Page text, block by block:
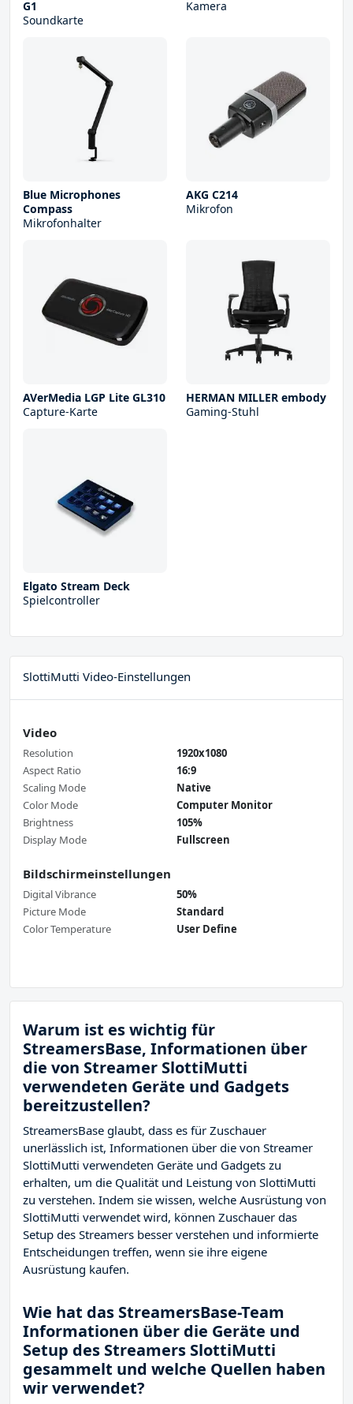
G1
Soundkarte
Kamera
Blue Microphones
Compass
Mikrofonhalter
AKG C214
Mikrofon
AVerMedia LGP Lite GL310
Capture-Karte
HERMAN MILLER embody
Gaming-Stuhl
Elgato Stream Deck
Spielcontroller
SlottiMutti Video-Einstellungen
Video
Resolution
1920x1080
Aspect Ratio
16:9
Scaling Mode
Native
Color Mode
Computer Monitor
Brightness
105%
Display Mode
Fullscreen
Bildschirmeinstellungen
Digital Vibrance
50%
Picture Mode
Standard
Color Temperature
User Define
Warum ist es wichtig für
StreamersBase, Informationen über
die von Streamer SlottiMutti
verwendeten Geräte und Gadgets
bereitzustellen?
StreamersBase glaubt, dass es für Zuschauer
unerlässlich ist, Informationen über die von Streamer
SlottiMutti verwendeten Geräte und Gadgets zu
erhalten, um die Qualität und Leistung von SlottiMutti
zu verstehen. Indem sie wissen, welche Ausrüstung von
SlottiMutti verwendet wird, können Zuschauer das
Setup des Streamers besser verstehen und informierte
Entscheidungen treffen, wenn sie ihre eigene
Ausrüstung kaufen.
Wie hat das StreamersBase-Team
Informationen über die Geräte und
Setup des Streamers SlottiMutti
gesammelt und welche Quellen haben
wir verwendet?